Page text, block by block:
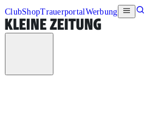
ClubShopTrauerportalWerbung